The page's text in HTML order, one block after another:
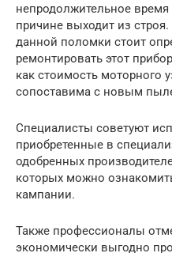
непродолжительное
причине выходит из
данной поломки стоит
ремонтировать этот
как стоимость моторного
сопоставима с новым
Специалисты советуют
приобретенные в
одобренных
которых можно
кампании.
Также профессионалы
экономически выгодно